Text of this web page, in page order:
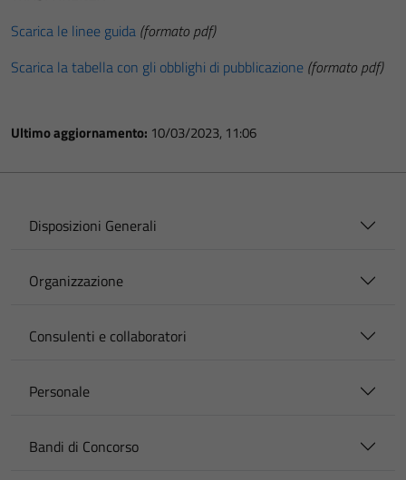
Scarica le linee guida (formato pdf)
Scarica la tabella con gli obblighi di pubblicazione (formato pdf)
Ultimo aggiornamento: 10/03/2023, 11:06
Disposizioni Generali
Organizzazione
Consulenti e collaboratori
Personale
Bandi di Concorso